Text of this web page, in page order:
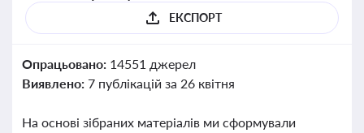
ЕКСПОРТ
Опрацьовано: 14551 джерел
Виявлено: 7 публікацій за 26 квітня
На основі зібраних матеріалів ми сформували